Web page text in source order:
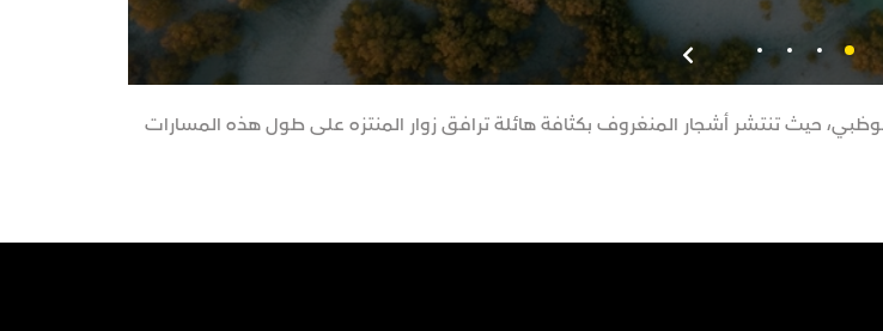
حيث تنتشر أشجار المنغروف بكثافة هائلة ترافق زوار المنتزه على طول هذه المسارات